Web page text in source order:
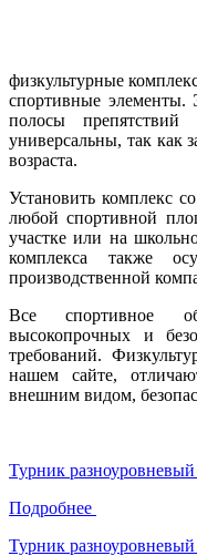
физкультурные
спортивные элементы.
полосы
универсальны, так как
возраста.
Установить комплекс
любой спортивной
участке или на
комплекса также
производственной
Все спортивное
высокопрочных и
требований.
нашем сайте,
внешним видом,
Турник
Подробнее
Турник